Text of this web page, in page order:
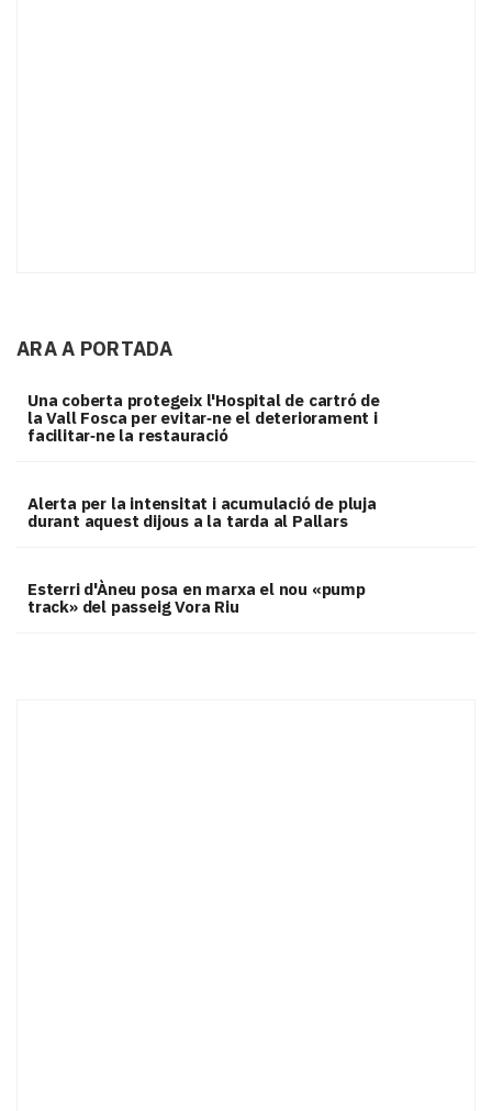
ARA A PORTADA
Una coberta protegeix l'Hospital de cartró de
la Vall Fosca per evitar‑ne el deteriorament i
facilitar‑ne la restauració
Alerta per la intensitat i acumulació de pluja
durant aquest dijous a la tarda al Pallars
Esterri d'Àneu posa en marxa el nou «pump
track» del passeig Vora Riu